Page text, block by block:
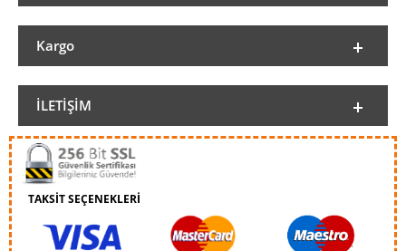
Kargo
İLETIŞIM
TAKSİT SEÇENEKLERİ